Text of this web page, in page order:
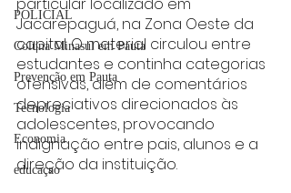
POLICIAL
Coluna Minasul em Pauta
Prevenção em Pauta
Tecnologia
Economia
educaçao
Jacarepaguá, na Zona Oeste da
capital. O material circulou entre
estudantes e continha categorias
ofensivas, além de comentários
depreciativos direcionados às
adolescentes, provocando
indignação entre pais, alunos e a
direção da instituição.